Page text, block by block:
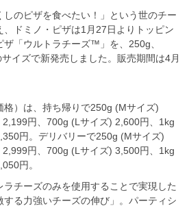
しのピザを食べたい！」という世のチー
、ドミノ・ピザは1 月 27日よりトッピン
ザ「ウルトラチーズ™ 」を、 250g
イズで新発売しました。販売期間は4月
格）は、持ち帰りで250g (Mサイズ)
2,199円、 700g (L サイズ) 2,600円、 1kg
円。デリバリーで250g (Mサイズ)
2,999円、 700g (L サイズ) 3,500円、 1kg
円。
チーズのみを使用することで実現した
する力強いチーズの伸び」。パーティシ